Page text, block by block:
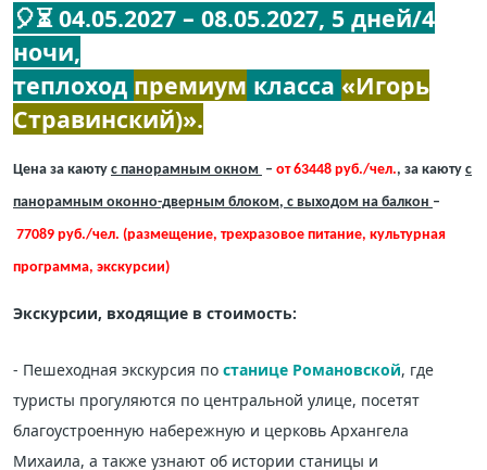
🎈⏳ 04.05.2027 – 08.05.2027, 5 дней/4
ночи,
теплоход премиум класса «Игорь
Стравинский)».
Цена за каюту с панорамным окном – от 63448 руб./чел., за каюту с
панорамным оконно-дверным блоком, с выходом на балкон –
77089 руб./чел. (размещение, трехразовое питание, культурная
программа, экскурсии)
Экскурсии, входящие в стоимость:
- Пешеходная экскурсия по станице Романовской, где
туристы прогуляются по центральной улице, посетят
благоустроенную набережную и церковь Архангела
Михаила, а также узнают об истории станицы и